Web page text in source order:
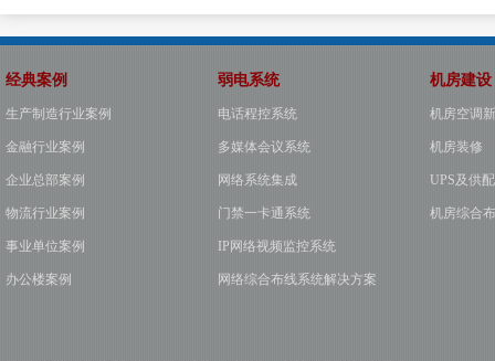
经典案例
生产制造行业案例
金融行业案例
企业总部案例
物流行业案例
事业单位案例
办公楼案例
弱电系统
电话程控系统
多媒体会议系统
网络系统集成
门禁一卡通系统
IP网络视频监控系统
网络综合布线系统解决方案
机房建设
机房空调
机房装修
UPS及供
机房综合